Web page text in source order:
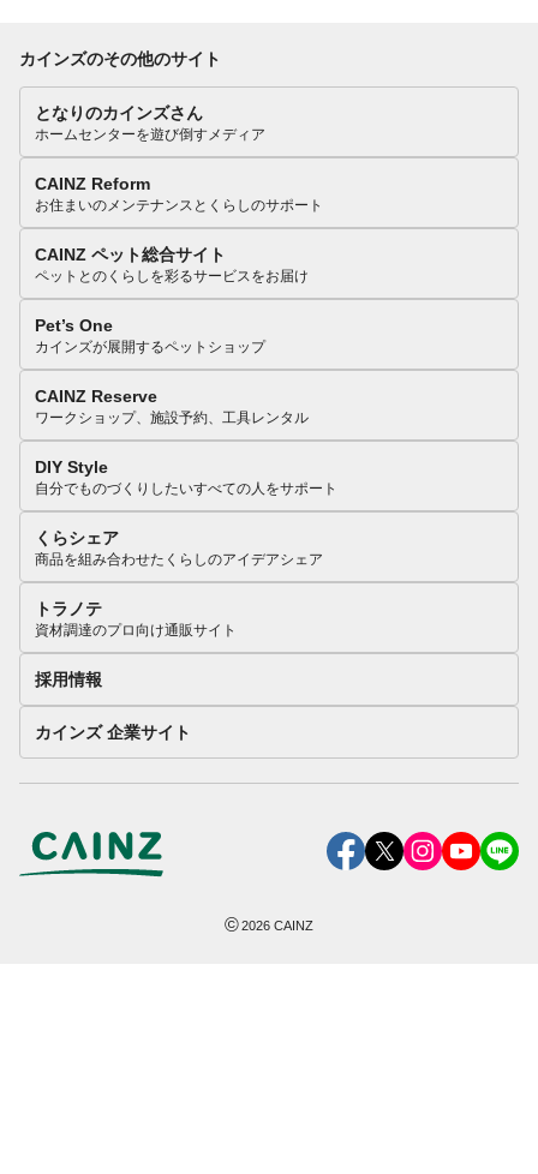
カインズのその他のサイト
となりのカインズさん
ホームセンターを遊び倒すメディア
CAINZ Reform
お住まいのメンテナンスとくらしのサポート
CAINZ ペット総合サイト
ペットとのくらしを彩るサービスをお届け
Pet’s One
カインズが展開するペットショップ
CAINZ Reserve
ワークショップ、施設予約、工具レンタル
DIY Style
自分でものづくりしたいすべての人をサポート
くらシェア
商品を組み合わせたくらしのアイデアシェア
トラノテ
資材調達のプロ向け通販サイト
採用情報
カインズ 企業サイト
©2026 CAINZ